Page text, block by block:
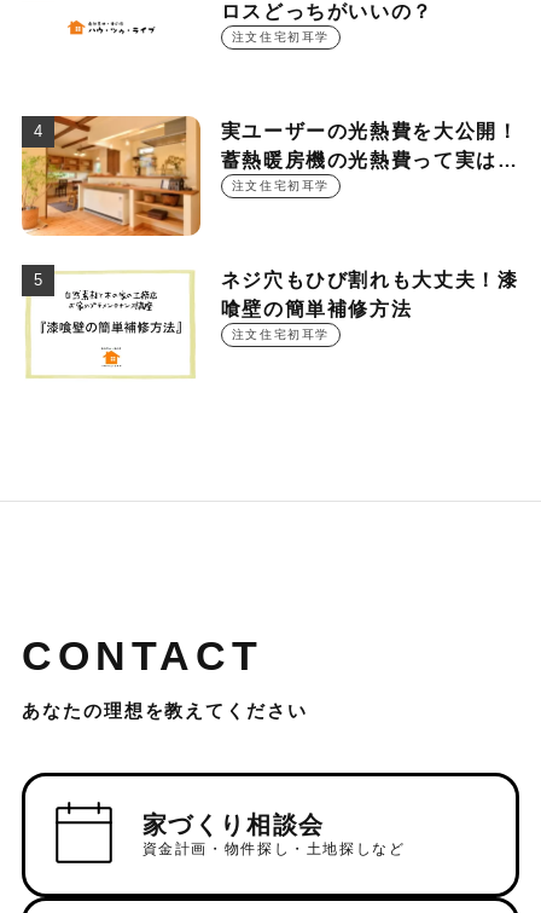
ロスどっちがいいの？
注文住宅初耳学
実ユーザーの光熱費を大公開！
蓄熱暖房機の光熱費って実は
○○○円！？
注文住宅初耳学
ネジ穴もひび割れも大丈夫！漆
喰壁の簡単補修方法
注文住宅初耳学
CONTACT
あなたの理想を教えてください
家づくり相談会
資金計画・物件探し・土地探しなど